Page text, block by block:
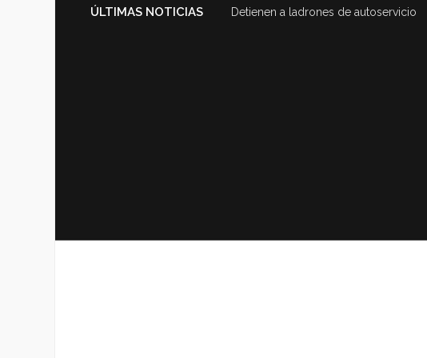
ÚLTIMAS NOTICIAS Detienen a ladrones de autoservicio